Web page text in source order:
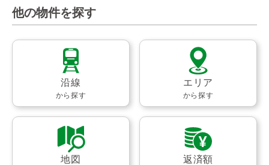
他の物件を探す
沿線
から探す
エリア
から探す
地図 返済額